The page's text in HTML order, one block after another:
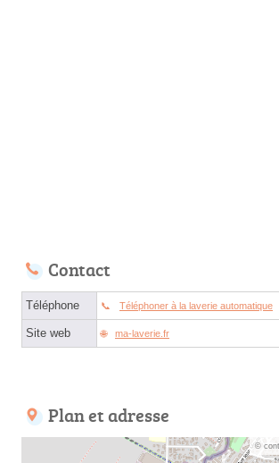
Contact
Téléphone Téléphoner à la laverie automatique
Site web ma-laverie.fr
Plan et adresse
©